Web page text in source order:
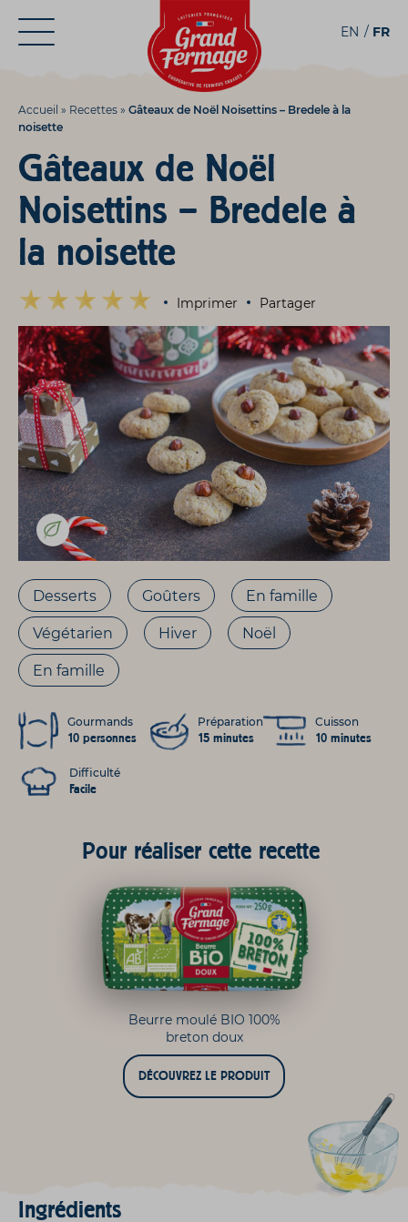
Aller
au
menu
Aller au
contenu
EN FR
Accueil » Recettes » Gâteaux de Noël Noisettins – Bredele à la
noisette
Gâteaux de Noël
Noisettins – Bredele à
la noisette
Imprimer Partager
Desserts Goûters En famille
Végétarien Hiver Noël
En famille
Gourmands
10 personnes
Préparation
15 minutes
Cuisson
10 minutes
Difficulté
Facile
Pour réaliser cette recette
Beurre moulé BIO 100%
breton doux
DÉCOUVREZ LE PRODUIT
Ingrédients